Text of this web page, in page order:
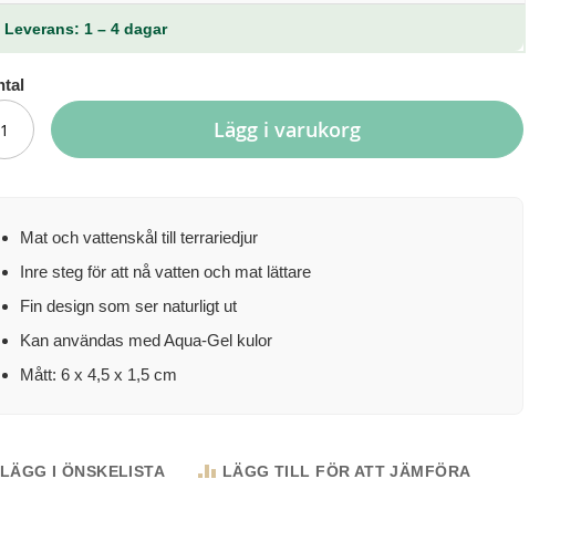
Leverans: 1 – 4 dagar
Lägg i varukorg
Mat och vattenskål till terrariedjur
Inre steg för att nå vatten och mat lättare
Fin design som ser naturligt ut
Kan användas med Aqua-Gel kulor
Mått: 6 x 4,5 x 1,5 cm
LÄGG I ÖNSKELISTA LÄGG TILL FÖR ATT JÄMFÖRA